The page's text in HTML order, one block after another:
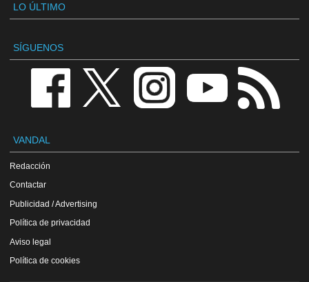
LO ÚLTIMO
SÍGUENOS
VANDAL
Redacción
Contactar
Publicidad / Advertising
Política de privacidad
Aviso legal
Política de cookies